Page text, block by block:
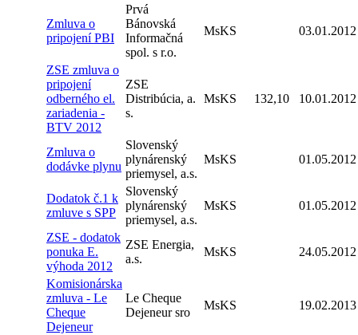
Zmluva o
pripojení PBI
Prvá
Bánovská
Informačná
spol. s r.o.
MsKS 03.01.2012
ZSE zmluva o
pripojení
odberného el.
zariadenia -
BTV 2012
ZSE
Distribúcia, a.
s.
MsKS 132,10 10.01.2012
Zmluva o
dodávke plynu
Slovenský
plynárenský
priemysel, a.s.
MsKS 01.05.2012
Dodatok č.1 k
zmluve s SPP
Slovenský
plynárenský
priemysel, a.s.
MsKS 01.05.2012
ZSE - dodatok
ponuka E.
výhoda 2012
ZSE Energia,
a.s.
MsKS 24.05.2012
Komisionárska
zmluva - Le
Cheque
Dejeneur
Le Cheque
Dejeneur sro
MsKS 19.02.2013